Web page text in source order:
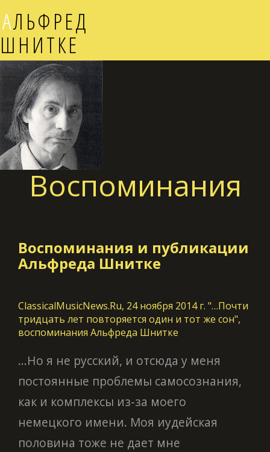
АЛЬФРЕД
ШНИТКЕ
Воспоминания
Воспоминания и публикации
Альфреда Шнитке
ClassicalMusicNews.Ru, 24 ноября 2014 г. "…Почти
тридцать лет повторяется один и тот же сон",
воспоминания Альфреда Шнитке
...Но я не русский, и отсюда у меня
постоянные проблемы самосознания,
как и комплексы из-за моего
немецкого имени. Моя иудейская
половина тоже не дает мне